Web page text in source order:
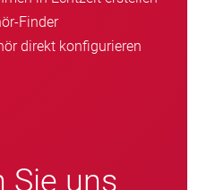
Finder
direkt konfigurieren
Sie uns